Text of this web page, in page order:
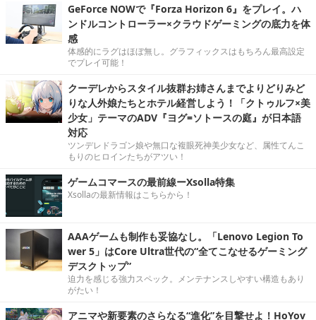
GeForce NOWで『Forza Horizon 6』をプレイ。ハ
ンドルコントローラー×クラウドゲーミングの底力を体
感
体感的にラグはほぼ無し。グラフィックスはもちろん最高設定
でプレイ可能！
クーデレからスタイル抜群お姉さんまでよりどりみど
りな人外娘たちとホテル経営しよう！「クトゥルフ×美
少女」テーマのADV『ヨグ=ソトースの庭』が日本語
対応
ツンデレドラゴン娘や無口な複眼死神美少女など、属性てんこ
もりのヒロインたちがアツい！
ゲームコマースの最前線ーXsolla特集
Xsollaの最新情報はこちらから！
AAAゲームも制作も妥協なし。「Lenovo Legion To
wer 5」はCore Ultra世代の“全てこなせるゲーミング
デスクトップ”
迫力を感じる強力スペック。メンテナンスしやすい構造もあり
がたい！
アニマや新要素のさらなる“進化”を目撃せよ！HoYov